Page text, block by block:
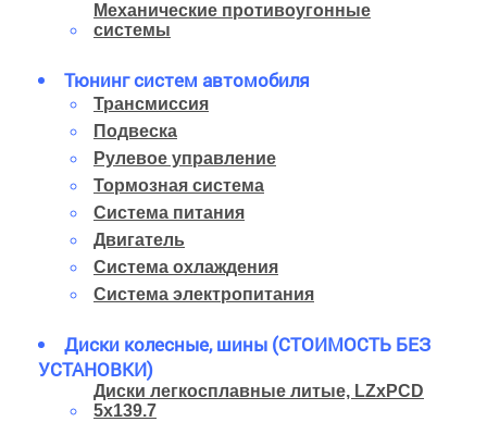
Механические противоугонные
системы
Тюнинг систем автомобиля
Трансмиссия
Подвеска
Рулевое управление
Тормозная система
Система питания
Двигатель
Система охлаждения
Система электропитания
Диски колесные, шины (СТОИМОСТЬ БЕЗ
УСТАНОВКИ)
Диски легкосплавные литые, LZxPCD
5x139.7